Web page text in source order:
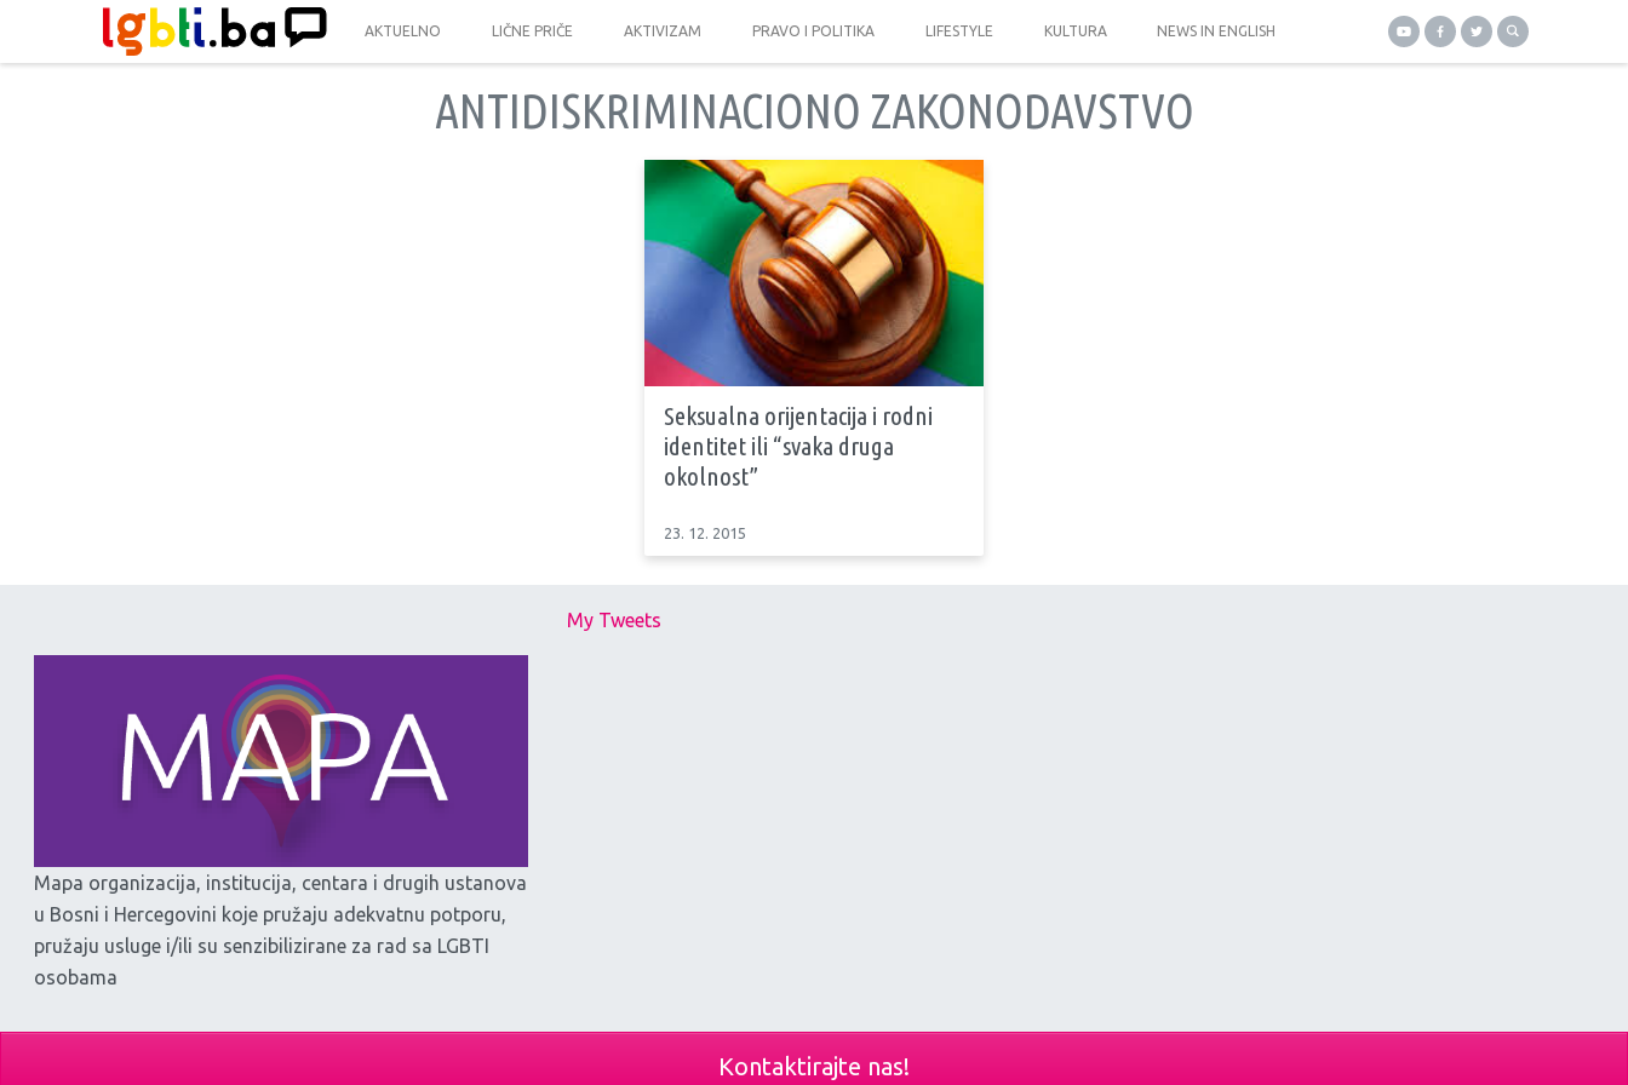
AKTUELNO LIČNE PRIČE AKTIVIZAM PRAVO I POLITIKA LIFESTYLE KULTURA NEWS IN ENGLISH
ANTIDISKRIMINACIONO ZAKONODAVSTVO
Seksualna orijentacija i rodni
identitet ili “svaka druga
okolnost”
23. 12. 2015
Mapa organizacija, institucija, centara i drugih ustanova
u Bosni i Hercegovini koje pružaju adekvatnu potporu,
pružaju usluge i/ili su senzibilizirane za rad sa LGBTI
osobama
My Tweets
Kontaktirajte nas!